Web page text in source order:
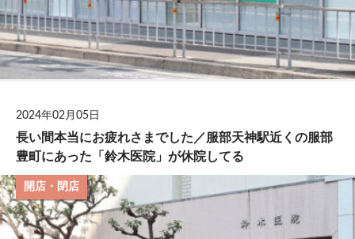
2024年02月05日
長い間本当にお疲れさまでした／服部天神駅近くの服部
豊町にあった「鈴木医院」が休院してる
開店・閉店